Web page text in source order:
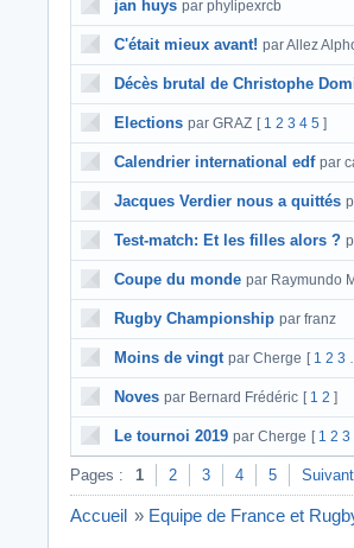
jan huys par phylipexrcb
C'était mieux avant! par Allez
Décès brutal de Christophe
Elections par GRAZ [ 1 2 3 4 5 ]
Calendrier international edf par
Jacques Verdier nous a quittés
Test-match: Et les filles alors ?
Coupe du monde par Raymundo
Rugby Championship par franz
Moins de vingt par Cherge [ 1 2 3
Noves par Bernard Frédéric [ 1 2 ]
Le tournoi 2019 par Cherge [ 1 2 3
Pages : 1 2 3 4 5 Suivant
Accueil » Equipe de France et